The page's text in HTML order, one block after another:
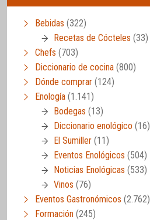
Bebidas (322)
Recetas de Cócteles (33)
Chefs (703)
Diccionario de cocina (800)
Dónde comprar (124)
Enología (1.141)
Bodegas (13)
Diccionario enológico (16)
El Sumiller (11)
Eventos Enológicos (504)
Noticias Enológicas (533)
Vinos (76)
Eventos Gastronómicos (2.762)
Formación (245)